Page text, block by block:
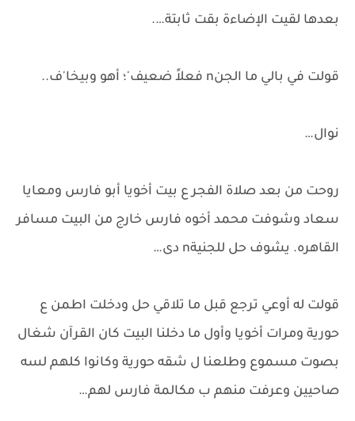
بعدها لقيت الإضاءة بقت ثابتة….
قولت في بالي ما الجنn فعلاً ضعيف'؛ أهو وبيخا'ف..
نوال…
روحت من بعد صلاة الفجر ع بيت أخويا أبو فارس ومعايا
سعاد وشوفت محمد أخوه فارس خارج من البيت مسافر
القاهره. يشوف حل للجنيةn دى…
قولت له أوعي ترجع قبل ما تلاقي حل ودخلت اطمن ع
حورية ومرات أخويا وأول ما دخلنا البيت كان القرآن شغال
بصوت مسموع وطلعنا ل شقه حورية وكانوا كلهم لسه
صاحيين وعرفت منهم ب مكالمة فارس لهم…